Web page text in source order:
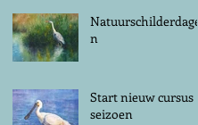
Natuurschilderdage
n
Start nieuw cursus
seizoen